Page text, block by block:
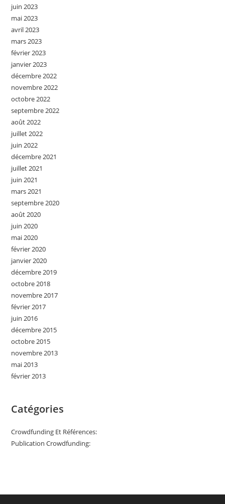
juin 2023
mai 2023
avril 2023
mars 2023
février 2023
janvier 2023
décembre 2022
novembre 2022
octobre 2022
septembre 2022
août 2022
juillet 2022
juin 2022
décembre 2021
juillet 2021
juin 2021
mars 2021
septembre 2020
août 2020
juin 2020
mai 2020
février 2020
janvier 2020
décembre 2019
octobre 2018
novembre 2017
février 2017
juin 2016
décembre 2015
octobre 2015
novembre 2013
mai 2013
février 2013
Catégories
Crowdfunding Et Références:
Publication Crowdfunding: